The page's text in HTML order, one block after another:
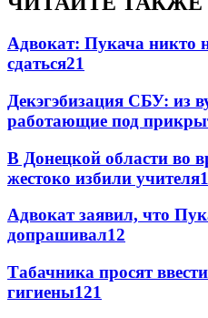
Адвокат: Пукача никто
сдаться21
Декэгэбизация СБУ: из
работающие под
В Донецкой области во
жестоко избили учителя
Адвокат заявил, что
допрашивал12
Табачника просят
гигиены121